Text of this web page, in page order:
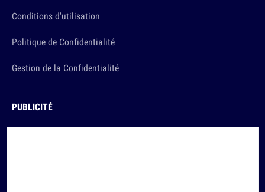
Conditions d'utilisation
Politique de Confidentialité
Gestion de la Confidentialité
PUBLICITÉ